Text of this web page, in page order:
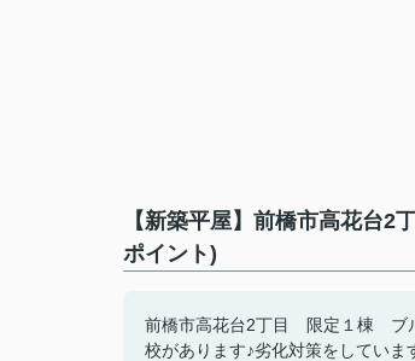
【新築平屋】前橋市高花
ポイント)
前橋市高花台2丁目 限定１棟 ブ
校があります♪劣化対策をしてい